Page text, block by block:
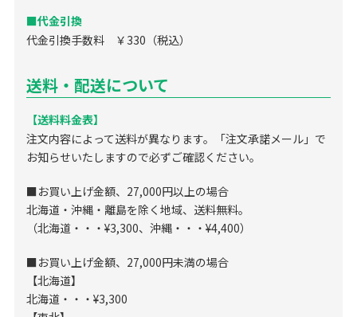
■代金引換
代金引換手数料 ￥330（税込）
送料・配送について
【送料料金表】
注文内容によって送料が異なります。「注文承諾メール」で
お知らせいたしますので必ずご確認ください。
■お買い上げ金額、27,000円以上の場合
北海道・沖縄・離島を除く地域、送料無料。
（北海道・・・¥3,300、沖縄・・・¥4,400）
■お買い上げ金額、27,000円未満の場合
【北海道】
北海道・・・¥3,300